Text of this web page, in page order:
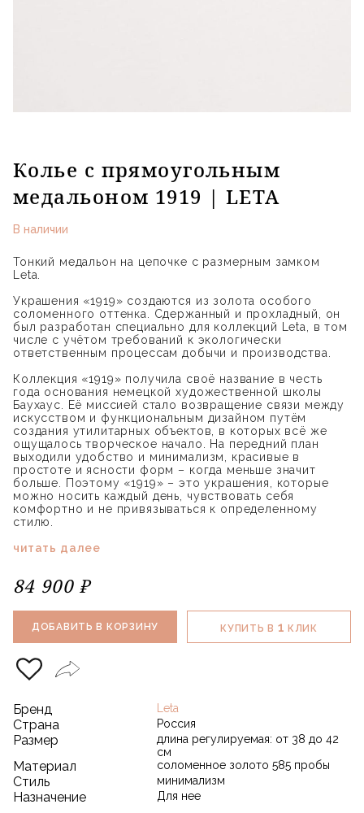
Колье с прямоугольным
медальоном 1919 | LETA
В наличии
Тонкий медальон на цепочке с размерным замком
Leta.
Украшения «1919» создаются из золота особого
соломенного оттенка. Сдержанный и прохладный, он
был разработан специально для коллекций Leta, в том
числе с учётом требований к экологически
ответственным процессам добычи и производства.
Коллекция «1919» получила своё название в честь
года основания немецкой художественной школы
Баухаус. Её миссией стало возвращение связи между
искусством и функциональным дизайном путём
создания утилитарных объектов, в которых всё же
ощущалось творческое начало. На передний план
выходили удобство и минимализм, красивые в
простоте и ясности форм – когда меньше значит
больше. Поэтому «1919» – это украшения, которые
можно носить каждый день, чувствовать себя
комфортно и не привязываться к определенному
стилю.
читать далее
84 900 ₽
ДОБАВИТЬ В КОРЗИНУ КУПИТЬ В 1 КЛИК
Бренд Leta
Страна Россия
Размер
длина регулируемая: от 38 до 42
см
Материал соломенное золото 585 пробы
Стиль минимализм
Назначение Для нее